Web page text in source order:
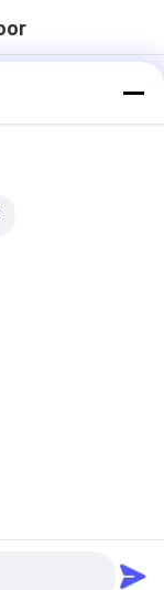
van de
Oplosmiddel